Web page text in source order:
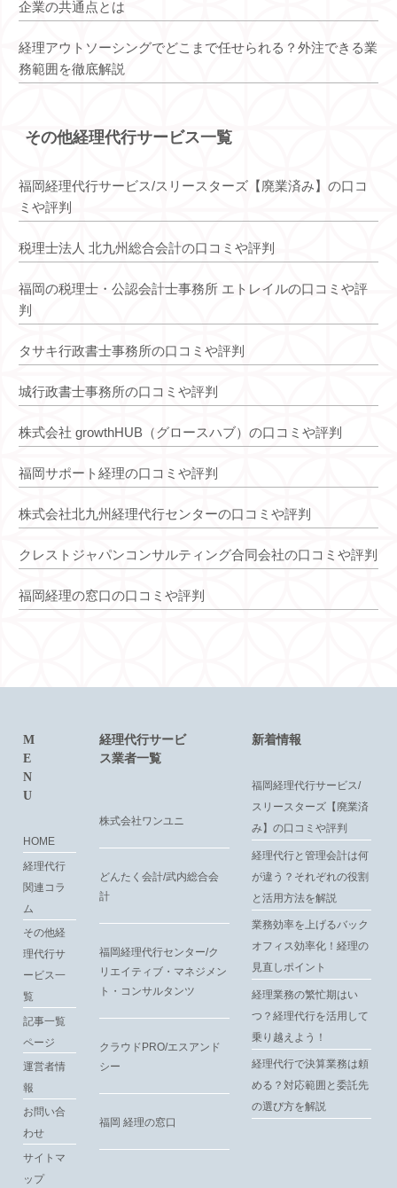
企業の共通点とは
経理アウトソーシングでどこまで任せられる？外注できる業
務範囲を徹底解説
その他経理代行サービス一覧
福岡経理代行サービス/スリースターズ【廃業済み】の口コ
ミや評判
税理士法人 北九州総合会計の口コミや評判
福岡の税理士・公認会計士事務所 エトレイルの口コミや評
判
タサキ行政書士事務所の口コミや評判
城行政書士事務所の口コミや評判
株式会社 growthHUB（グロースハブ）の口コミや評判
福岡サポート経理の口コミや評判
株式会社北九州経理代行センターの口コミや評判
クレストジャパンコンサルティング合同会社の口コミや評判
福岡経理の窓口の口コミや評判
M
E
N
U
HOME
経理代行
関連コラ
ム
その他経
理代行サ
ービス一
覧
記事一覧
ページ
運営者情
報
お問い合
わせ
サイトマ
ップ
経理代行サービ
ス業者一覧
株式会社ワンユニ
どんたく会計/武内総合会
計
福岡経理代行センター/ク
リエイティブ・マネジメン
ト・コンサルタンツ
クラウドPRO/エスアンド
シー
福岡 経理の窓口
新着情報
福岡経理代行サービス/
スリースターズ【廃業済
み】の口コミや評判
経理代行と管理会計は何
が違う？それぞれの役割
と活用方法を解説
業務効率を上げるバック
オフィス効率化！経理の
見直しポイント
経理業務の繁忙期はい
つ？経理代行を活用して
乗り越えよう！
経理代行で決算業務は頼
める？対応範囲と委託先
の選び方を解説